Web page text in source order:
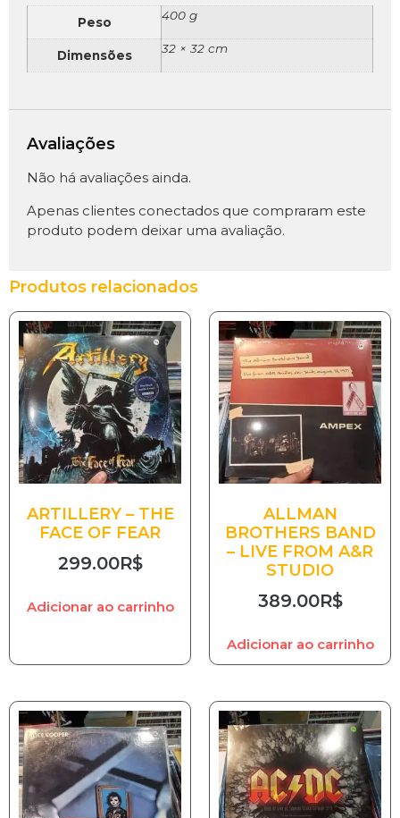
Peso 400 g
Dimensões 32 × 32 cm
Avaliações
Não há avaliações ainda.
Apenas clientes conectados que compraram este
produto podem deixar uma avaliação.
Produtos relacionados
ARTILLERY – THE
FACE OF FEAR
299.00R$
Adicionar ao carrinho
ALLMAN
BROTHERS BAND
– LIVE FROM A&R
STUDIO
389.00R$
Adicionar ao carrinho